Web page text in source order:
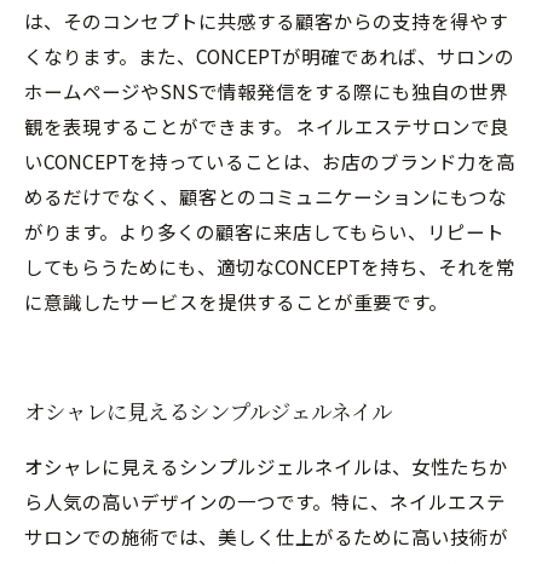
は、そのコンセプトに共感する顧客からの支持を得やす
くなります。また、CONCEPTが明確であれば、サロンの
ホームページやSNSで情報発信をする際にも独自の世界
観を表現することができます。 ネイルエステサロンで良
いCONCEPTを持っていることは、お店のブランド力を高
めるだけでなく、顧客とのコミュニケーションにもつな
がります。より多くの顧客に来店してもらい、リピート
してもらうためにも、適切なCONCEPTを持ち、それを常
に意識したサービスを提供することが重要です。
オシャレに見えるシンプルジェルネイル
オシャレに見えるシンプルジェルネイルは、女性たちか
ら人気の高いデザインの一つです。特に、ネイルエステ
サロンでの施術では、美しく仕上がるために高い技術が